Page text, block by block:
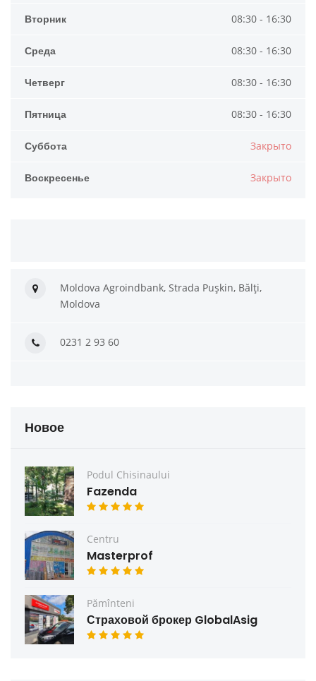
Вторник 08:30 - 16:30
Среда 08:30 - 16:30
Четверг 08:30 - 16:30
Пятница 08:30 - 16:30
Суббота Закрыто
Воскресенье Закрыто
Moldova Agroindbank, Strada Pușkin, Bălți,
Moldova
0231 2 93 60
Новое
Podul Chisinaului
Fazenda
Centru
Masterprof
Pămînteni
Страховой брокер GlobalAsig